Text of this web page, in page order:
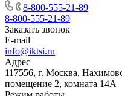
8-800-555-21-89
8-800-555-21-89
Заказать звонок
E-mail
info@iktsi.ru
Адрес
117556, г. Москва,
помещение 2, комната 14А